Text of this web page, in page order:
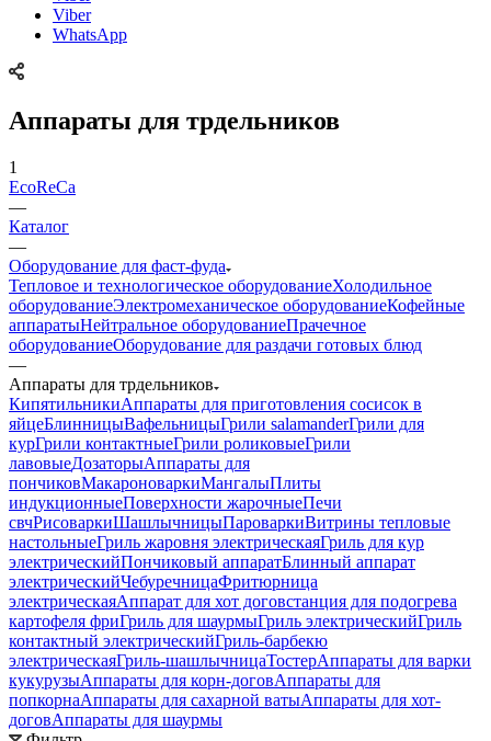
Viber
WhatsApp
Аппараты для трдельников
1
EcoReCa
—
Каталог
—
Оборудование для фаст-фуда
Тепловое и технологическое оборудованиеХолодильное
оборудованиеЭлектромеханическое оборудованиеКофейные
аппаратыНейтральное оборудованиеПрачечное
оборудованиеОборудование для раздачи готовых блюд
—
Аппараты для трдельников
КипятильникиАппараты для приготовления сосисок в
яйцеБлинницыВафельницыГрили salamanderГрили для
курГрили контактныеГрили роликовыеГрили
лавовыеДозаторыАппараты для
пончиковМакароноваркиМангалыПлиты
индукционныеПоверхности жарочныеПечи
свчРисоваркиШашлычницыПароваркиВитрины тепловые
настольныеГриль жаровня электрическаяГриль для кур
электрическийПончиковый аппаратБлинный аппарат
электрическийЧебуречницаФритюрница
электрическаяАппарат для хот договстанция для подогрева
картофеля фриГриль для шаурмыГриль электрическийГриль
контактный электрическийГриль-барбекю
электрическаяГриль-шашлычницаТостерАппараты для варки
кукурузыАппараты для корн-договАппараты для
попкорнаАппараты для сахарной ватыАппараты для хот-
договАппараты для шаурмы